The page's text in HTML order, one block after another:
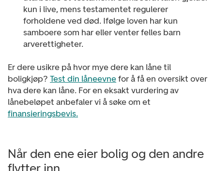
kun i live, mens testamentet regulerer
forholdene ved død. Ifølge loven har kun
samboere som har eller venter felles barn
arverettigheter.
Er dere usikre på hvor mye dere kan låne til
boligkjøp? Test din låneevnefor å få en oversikt over
hva dere kan låne. For en eksakt vurdering av
lånebeløpet anbefaler vi å søke om et
finansieringsbevis.
Når den ene eier bolig og den andre
flytter inn